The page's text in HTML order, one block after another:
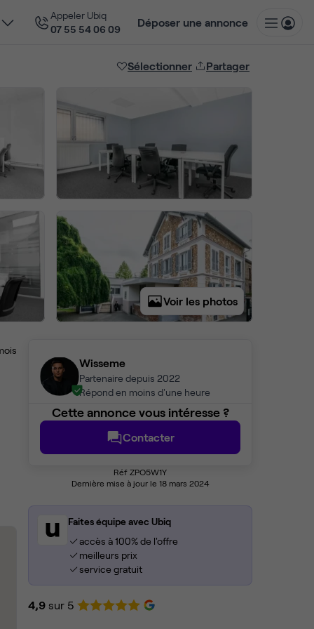
Appeler Ubiq
07 55 54 06 09
Déposer une annonce
Sélectionner Partager
Voir les photos
Wisseme
Partenaire depuis 2022
Répond en moins d'une heure
Cette annonce vous intéresse ?
Contacter
Réf ZPO5W1Y
Dernière mise à jour le 18 mars 2024
Faites équipe avec Ubiq
accès à 100% de l'offre
meilleurs prix
service gratuit
4,9 sur 5